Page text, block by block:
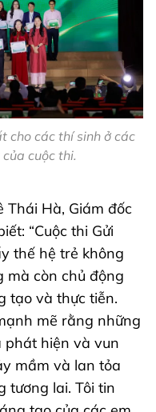
cho các thí sinh ở các
cuộc thi.
Thái Hà, Giám đốc
“Cuộc thi Gửi
thế hệ trẻ không
mà còn chủ động
tạo và thực tiễn.
mẽ rằng những
hiện và vun
mầm và lan tỏa
tương lai. Tôi tin